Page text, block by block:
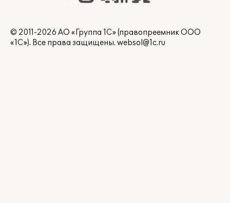
© 2011-2026 АО «Группа 1С» (правопреемник ООО
«1С»). Все права защищены. websol@1c.ru